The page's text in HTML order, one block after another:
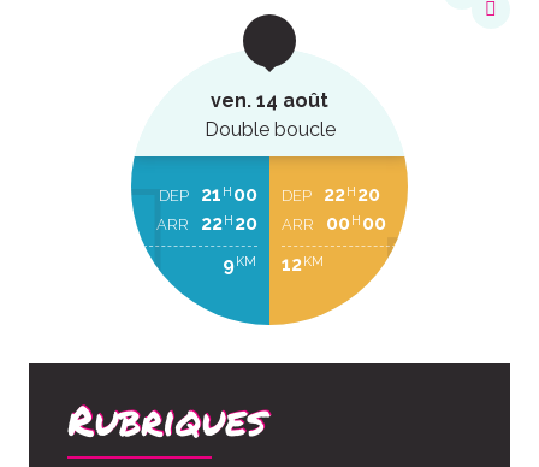
ven. 14 août
Double boucle
DEP 21 H 00
ARR 22H 20
9KM
DEP 22H 20
ARR 00H 00
12KM
Rubriques